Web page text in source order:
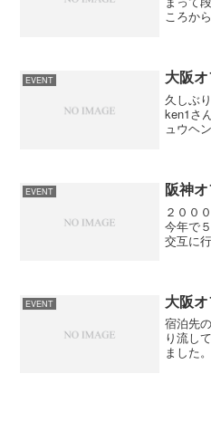
ころか
毎日王
EVENT 大阪
久しぶ
ken1さ
ュウヘ
に。そ
EVENT 阪神
２００
今年で
交互に
します
EVENT 大阪
宿泊先
り流し
ました